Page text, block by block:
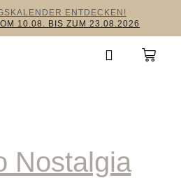
ENTDECKEN!
10.08. BIS ZUM 23.08.2026
Nostalgia